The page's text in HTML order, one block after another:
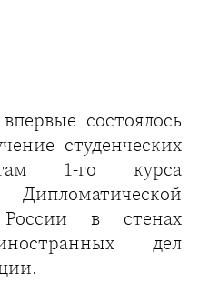
состоялось
студенческих
1-го курса
в стенах
дел